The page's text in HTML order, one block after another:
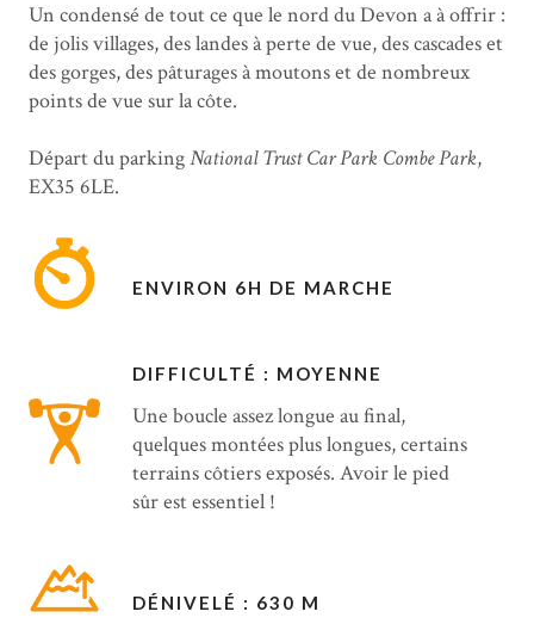
Un condensé de tout ce que le nord du Devon a à offrir :
de jolis villages, des landes à perte de vue, des cascades et
des gorges, des pâturages à moutons et de nombreux
points de vue sur la côte.
Départ du parkingNational Trust Car Park Combe Park,
EX35 6LE.
ENVIRON 6H DE MARCHE
DIFFICULTÉ : MOYENNE
Une boucle assez longue au final,
quelques montées plus longues, certains
terrains côtiers exposés. Avoir le pied
sûr est essentiel !
DÉNIVELÉ : 630 M